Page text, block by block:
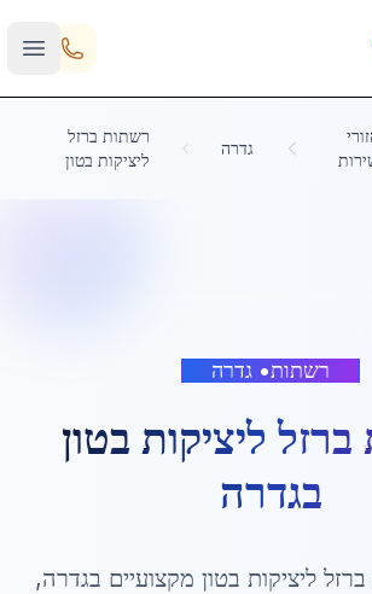
גדרה
רשתות ברזל
ליציקות בטון
רשתות• גדרה
ליציקות בטון
בגדרה
ליציקות בטון מקצועיים בגדרה,